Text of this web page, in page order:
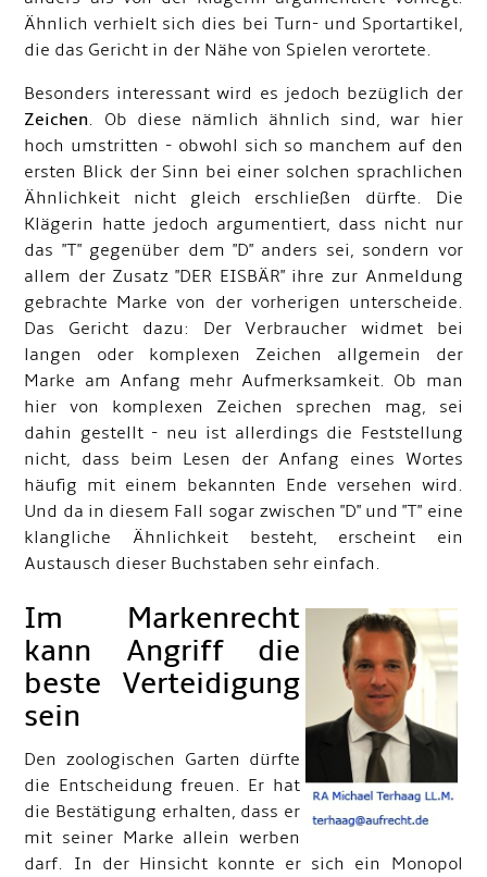
Ähnlich verhielt sich dies bei Turn- und Sportartikel,
die das Gericht in der Nähe von Spielen verortete.
Besonders interessant wird es jedoch bezüglich der
Zeichen. Ob diese nämlich ähnlich sind, war hier
hoch umstritten - obwohl sich so manchem auf den
ersten Blick der Sinn bei einer solchen sprachlichen
Ähnlichkeit nicht gleich erschließen dürfte. Die
Klägerin hatte jedoch argumentiert, dass nicht nur
das "T" gegenüber dem "D" anders sei, sondern vor
allem der Zusatz "DER EISBÄR" ihre zur Anmeldung
gebrachte Marke von der vorherigen unterscheide.
Das Gericht dazu: Der Verbraucher widmet bei
langen oder komplexen Zeichen allgemein der
Marke am Anfang mehr Aufmerksamkeit. Ob man
hier von komplexen Zeichen sprechen mag, sei
dahin gestellt - neu ist allerdings die Feststellung
nicht, dass beim Lesen der Anfang eines Wortes
häufig mit einem bekannten Ende versehen wird.
Und da in diesem Fall sogar zwischen "D" und "T" eine
klangliche Ähnlichkeit besteht, erscheint ein
Austausch dieser Buchstaben sehr einfach.
Im Markenrecht
kann Angriff die
beste Verteidigung
sein
Den zoologischen Garten dürfte
die Entscheidung freuen. Er hat
die Bestätigung erhalten, dass er
mit seiner Marke allein werben
darf. In der Hinsicht konnte er sich ein Monopol